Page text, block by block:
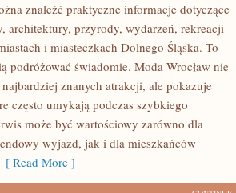
znaleźć praktyczne informacje dotyczące
architektury, przyrody, wydarzeń, rekreacji
i miasteczkach Dolnego Śląska. To
podróżować świadomie. Moda Wrocław nie
znanych atrakcji, ale pokazuje
często umykają podczas szybkiego
może być wartościowy zarówno dla
wyjazd, jak i dla mieszkańców
[ Read More ]